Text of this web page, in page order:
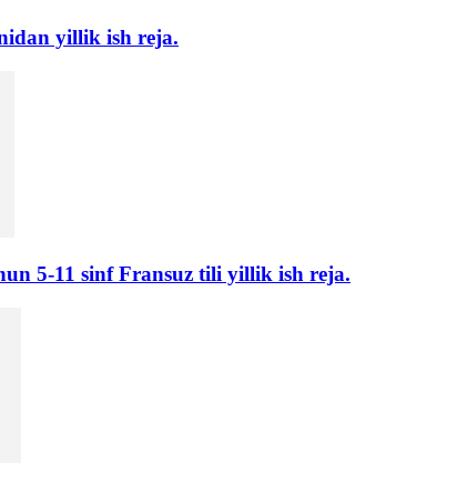
yillik ish reja.
5-11 sinf Fransuz tili yillik ish reja.